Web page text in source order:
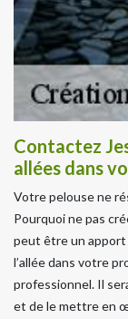
Contactez
allées dans
Votre pelouse ne
Pourquoi ne pas
peut être un
l’allée dans votre
professionnel. Il
et de le mettre en